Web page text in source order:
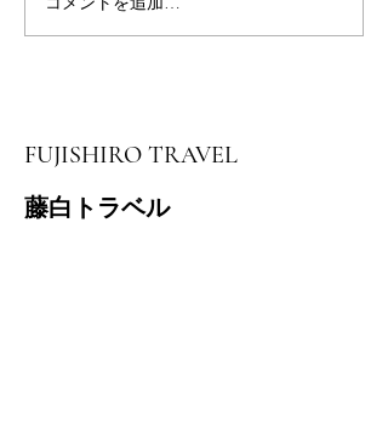
７月３０日 伏拝～本宮
大社ツアー開催
FUJISHIRO TRAVEL
藤白トラベル